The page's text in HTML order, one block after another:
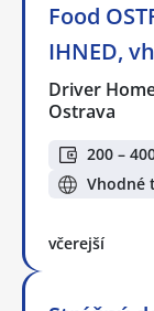
Food
IHNED,
Driver
Ostrava
200 –
Vhodné
včerejší